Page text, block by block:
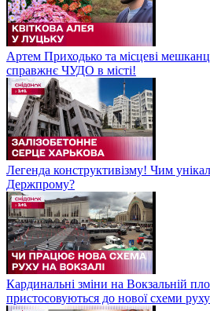
Артем Приходько та місцеві
справжнє ЧУДО в місті!
Легенда конструктивізму! Чим
Держпрому?
Кардинальні зміни на Вокзальній
пристосовуються до нової схеми